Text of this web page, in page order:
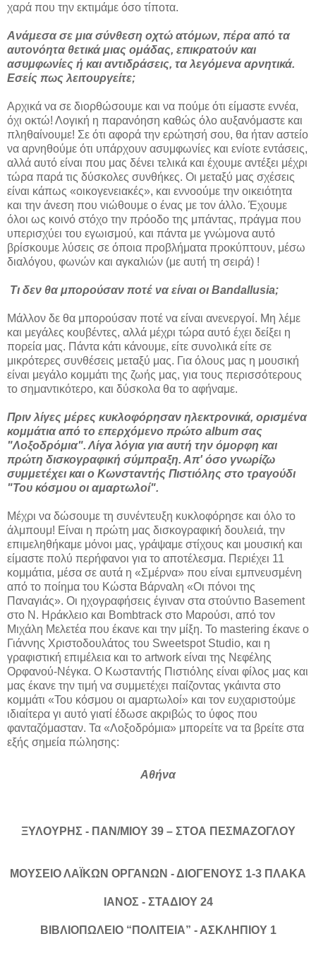
χαρά που την εκτιμάμε όσο τίποτα.
Ανάμεσα σε μια σύνθεση οχτώ ατόμων, πέρα από τα
αυτονόητα θετικά μιας ομάδας, επικρατούν και
ασυμφωνίες ή και αντιδράσεις, τα λεγόμενα αρνητικά.
Εσείς πως λειτουργείτε;
Αρχικά να σε διορθώσουμε και να πούμε ότι είμαστε εννέα,
όχι οκτώ! Λογική η παρανόηση καθώς όλο αυξανόμαστε και
πληθαίνουμε! Σε ότι αφορά την ερώτησή σου, θα ήταν αστείο
να αρνηθούμε ότι υπάρχουν ασυμφωνίες και ενίοτε εντάσεις,
αλλά αυτό είναι που μας δένει τελικά και έχουμε αντέξει μέχρι
τώρα παρά τις δύσκολες συνθήκες. Οι μεταξύ μας σχέσεις
είναι κάπως «οικογενειακές», και εννοούμε την οικειότητα
και την άνεση που νιώθουμε ο ένας με τον άλλο. Έχουμε
όλοι ως κοινό στόχο την πρόοδο της μπάντας, πράγμα που
υπερισχύει του εγωισμού, και πάντα με γνώμονα αυτό
βρίσκουμε λύσεις σε όποια προβλήματα προκύπτουν, μέσω
διαλόγου, φωνών και αγκαλιών (με αυτή τη σειρά) !
Τι δεν θα μπορούσαν ποτέ να είναι οι Bandallusia;
Μάλλον δε θα μπορούσαν ποτέ να είναι ανενεργοί. Μη λέμε
και μεγάλες κουβέντες, αλλά μέχρι τώρα αυτό έχει δείξει η
πορεία μας. Πάντα κάτι κάνουμε, είτε συνολικά είτε σε
μικρότερες συνθέσεις μεταξύ μας. Για όλους μας η μουσική
είναι μεγάλο κομμάτι της ζωής μας, για τους περισσότερους
το σημαντικότερο, και δύσκολα θα το αφήναμε.
Πριν λίγες μέρες κυκλοφόρησαν ηλεκτρονικά, ορισμένα
κομμάτια από το επερχόμενο πρώτο album σας
"Λoξοδρόμια". Λίγα λόγια για αυτή την όμορφη και
πρώτη δισκογραφική σύμπραξη. Απ' όσο γνωρίζω
συμμετέχει και ο Κωνσταντής Πιστιόλης στο τραγούδι
"Του κόσμου οι αμαρτωλοί".
Μέχρι να δώσουμε τη συνέντευξη κυκλοφόρησε και όλο το
άλμπουμ! Είναι η πρώτη μας δισκογραφική δουλειά, την
επιμεληθήκαμε μόνοι μας, γράψαμε στίχους και μουσική και
είμαστε πολύ περήφανοι για το αποτέλεσμα. Περιέχει 11
κομμάτια, μέσα σε αυτά η «Σμέρνα» που είναι εμπνευσμένη
από το ποίημα του Κώστα Βάρναλη «Οι πόνοι της
Παναγιάς». Οι ηχογραφήσεις έγιναν στα στούντιο Basement
στο Ν. Ηράκλειο και Bombtrack στο Μαρούσι, από τον
Μιχάλη Μελετέα που έκανε και την μίξη. Το mastering έκανε ο
Γιάννης Χριστοδουλάτος του Sweetspot Studio, και η
γραφιστική επιμέλεια και το artwork είναι της Νεφέλης
Ορφανού-Νέγκα. Ο Κωσταντής Πιστιόλης είναι φίλος μας και
μας έκανε την τιμή να συμμετέχει παίζοντας γκάιντα στο
κομμάτι «Του κόσμου οι αμαρτωλοί» και τον ευχαριστούμε
ιδιαίτερα γι αυτό γιατί έδωσε ακριβώς το ύφος που
φανταζόμασταν. Τα «Λοξοδρόμια» μπορείτε να τα βρείτε στα
εξής σημεία πώλησης:
Αθήνα
ΞΥΛΟΥΡΗΣ - ΠΑΝ/ΜΙΟΥ 39 – ΣΤΟΑ ΠΕΣΜΑΖΟΓΛΟΥ
ΜΟΥΣΕΙΟ ΛΑΪΚΩΝ ΟΡΓΑΝΩΝ - ΔΙΟΓΕΝΟΥΣ 1-3 ΠΛΑΚΑ
ΙΑΝΟΣ - ΣΤΑΔΙΟΥ 24
ΒΙΒΛΙΟΠΩΛΕΙΟ “ΠΟΛΙΤΕΙΑ” - ΑΣΚΛΗΠΙΟΥ 1